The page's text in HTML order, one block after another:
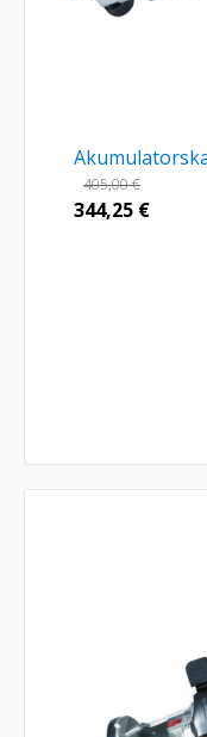
405,00€
344,25 €